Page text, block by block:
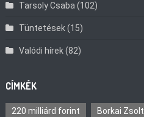
Tarsoly Csaba(102)
Tüntetések(15)
Valódi hírek(82)
CÍMKÉK
220 milliárd forint Borkai Zsolt